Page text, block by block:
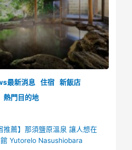
最新消息 住宿 新飯店
熱門目的地
推薦】那須鹽原溫泉 讓人想在
Yutorelo Nasushiobara